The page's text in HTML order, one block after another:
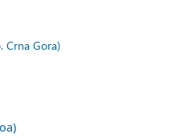
Crna Gora)